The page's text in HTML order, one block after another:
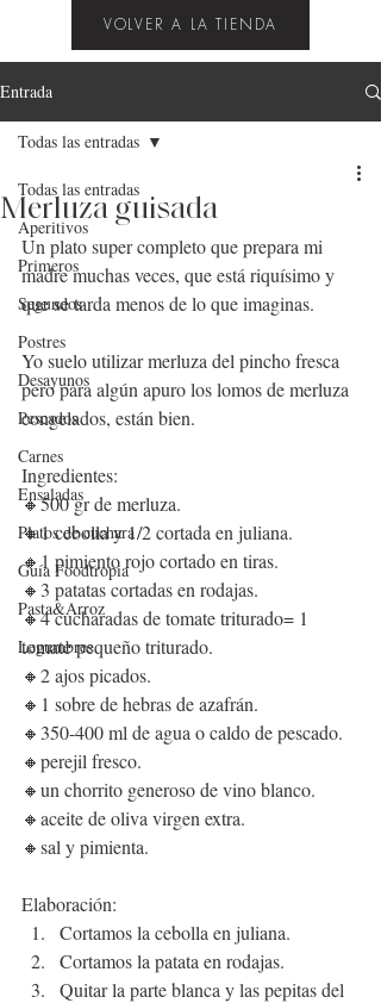
VOLVER A LA TIENDA
Entrada
Todas las entradas
Aperitivos
Primeros
Segundos
Postres
Desayunos
Pescados
Carnes
Ensaladas
Platos de cuchara
Guía Foodtropia
Pasta&Arroz
Legumbres
Todas las entradas
Merluza guisada
Un plato super completo que prepara mi
madre muchas veces, que está riquísimo y
que se tarda menos de lo que imaginas.
Yo suelo utilizar merluza del pincho fresca
pero para algún apuro los lomos de merluza
congelados, están bien.
Ingredientes:
🔸500 gr de merluza.
🔸1 cebolla y 1/2 cortada en juliana.
🔸1 pimiento rojo cortado en tiras.
🔸3 patatas cortadas en rodajas.
🔸4 cucharadas de tomate triturado= 1
tomate pequeño triturado.
🔸2 ajos picados.
🔸1 sobre de hebras de azafrán.
🔸350-400 ml de agua o caldo de pescado.
🔸perejil fresco.
🔸un chorrito generoso de vino blanco.
🔸aceite de oliva virgen extra.
🔸sal y pimienta.
Elaboración:
Cortamos la cebolla en juliana.
Cortamos la patata en rodajas.
Quitar la parte blanca y las pepitas del